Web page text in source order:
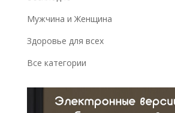
Мужчина и Женщина
Здоровье для всех
Все категории